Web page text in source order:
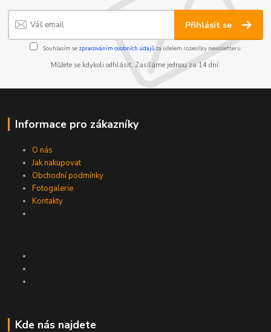
Přihlásit se
Souhlasím se zpracováním osobních údajůza účelem rozesílky newsletteru.
Můžete se kdykoli odhlásit. Zasíláme jednou za 14 dní.
Informace pro zákazníky
O nás
Jak nakupovat
Obchodní podmínky
Fotogalerie
Kontakty
Kde nás najdete